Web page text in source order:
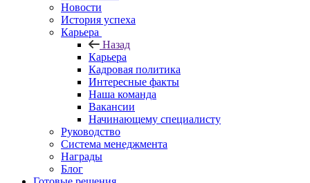
Новости
История успеха
Карьера
Назад
Карьера
Кадровая политика
Интересные факты
Наша команда
Вакансии
Начинающему специалисту
Руководство
Система менеджмента
Награды
Блог